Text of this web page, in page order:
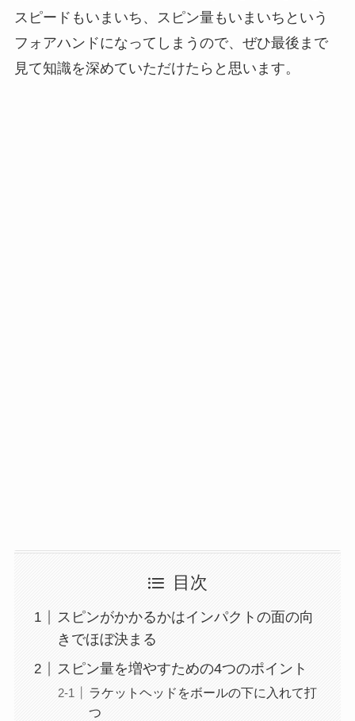
スピードもいまいち、スピン量もいまいちという
フォアハンドになってしまうので、ぜひ最後まで
見て知識を深めていただけたらと思います。
目次
スピンがかかるかはインパクトの面の向
きでほぼ決まる
スピン量を増やすための4つのポイント
ラケットヘッドをボールの下に入れて打
つ